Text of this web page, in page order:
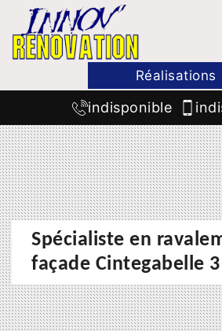
Réalisations
indisponible
Spécialiste en
façade Cintegabelle